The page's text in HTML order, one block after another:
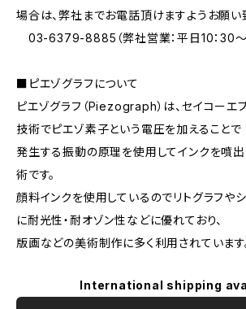
場合は、弊社までお電話頂けますようお願い
03-6379-8885（弊社営業：平日10：30～
■ピエゾグラフについて
ピエゾグラフ（Piezograph）は、セイコーエ
技術でピエゾ素子という電圧を加えることで
発生する振動の原理を使用してインクを噴
術です。
顔料インクを使用しているのでリトグラフや
に耐光性・耐オゾン性などに優れており、
版画などの美術制作に多く利用されています
International shipping